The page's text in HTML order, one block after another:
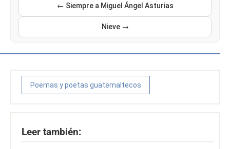
← Siempre a Miguel Ángel Asturias
Nieve →
Poemas y poetas guatemaltecos
Leer también: